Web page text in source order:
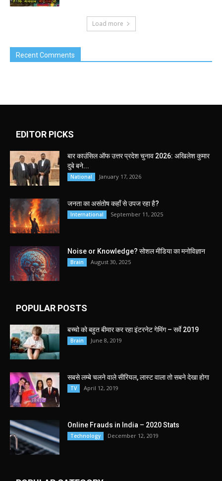
Load more
Recent Comments
EDITOR PICKS
बार काउंसिल ऑफ उत्तर प्रदेश चुनाव 2026: अखिलेश कुमार
दुबे बने...
National January 17, 2026
जनता का असंतोष कहाँ से उपज रहा है?
International September 11, 2025
Noise or Knowledge? सोशल मीडिया का मनोविज्ञान
Brain August 30, 2025
POPULAR POSTS
बच्चो को बहुत बीमार कर रहा इंटरनेट गेमिंग – सर्वे 2019
Brain June 8, 2019
सबसे लम्बे चलने वाले सीरियल, लास्ट वाला तो सबने देखा होगा
TV April 12, 2019
Online Frauds in India – 2020 Stats
Technology December 12, 2019